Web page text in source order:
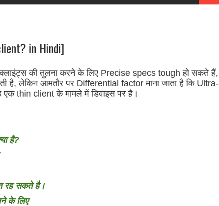
in Hindi]
की तुलना करने के लिए Precise specs tough हो सकते हैं,
है, लेकिन आमतौर पर Differential factor माना जाता है कि Ultra-
thin client के मामले में डिवाइस पर है।
है?
रह सकते है।
के लिए